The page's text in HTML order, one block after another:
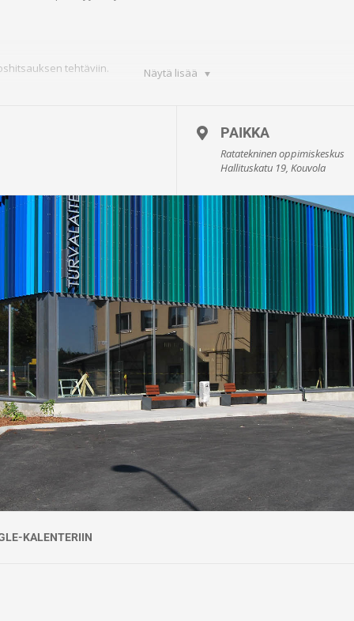
Näytä lisää
tehtäviin.
myöntämispäivästä.
(2) vuoden välein, viimeistään
Hitsauspätevyyden voimassaolo edellyttää,
menetelmän hitsauksissa. Standardin
todennettu lähinäkökyky.
PAIKKA
Ratatekninen oppimiskeskus
Hallituskatu 19, Kouvola
KALENTERIIN